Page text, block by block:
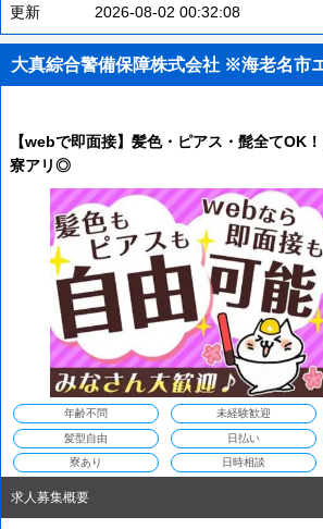
更新 2026-08-02 00:32:08
大真綜合警備保障株式会社 ※海老名市
【webで即面接】髪色・ピアス・髭全てOK
寮アリ◎
年齢不問 未経験歓迎
髪型自由 日払い
寮あり 日時相談
求人募集概要